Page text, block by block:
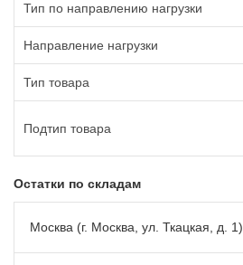
Тип по направлению нагрузки
Направление нагрузки
Тип товара
Подтип товара
Остатки по складам
Москва (г. Москва, ул. Ткацкая, д. 1)